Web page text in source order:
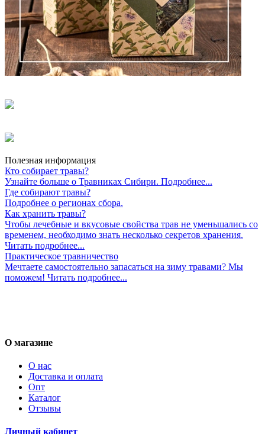
Полезная информация
Кто собирает травы?
Узнайте больше о Травниках Сибири. Подробнее...
Где собирают травы?
Подробнее о регионах сбора.
Как хранить травы?
Чтобы лечебные и вкусовые свойства трав не уменьшались со
временем, необходимо знать несколько секретов хранения.
Читать подробнее...
Практическое травничество
Мечтаете самостоятельно запасаться на зиму травами? Мы
поможем! Читать подробнее...
О магазине
О нас
Доставка и оплата
Опт
Каталог
Отзывы
Личный кабинет